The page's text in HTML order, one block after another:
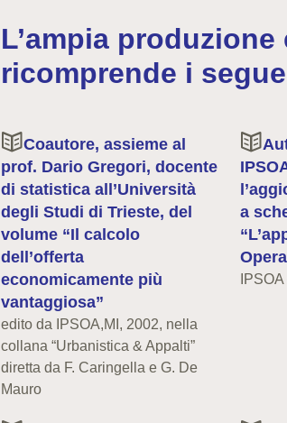
L’ampia
ricomprende i
Coautore, assieme al
prof. Dario Gregori, docente
di statistica all’Università
degli Studi di Trieste, del
volume “Il calcolo
dell’offerta
economicamente più
vantaggiosa”
edito da IPSOA,MI, 2002, nella
collana “Urbanistica & Appalti”
diretta da F. Caringella e G. De
Mauro
a
IPSOA